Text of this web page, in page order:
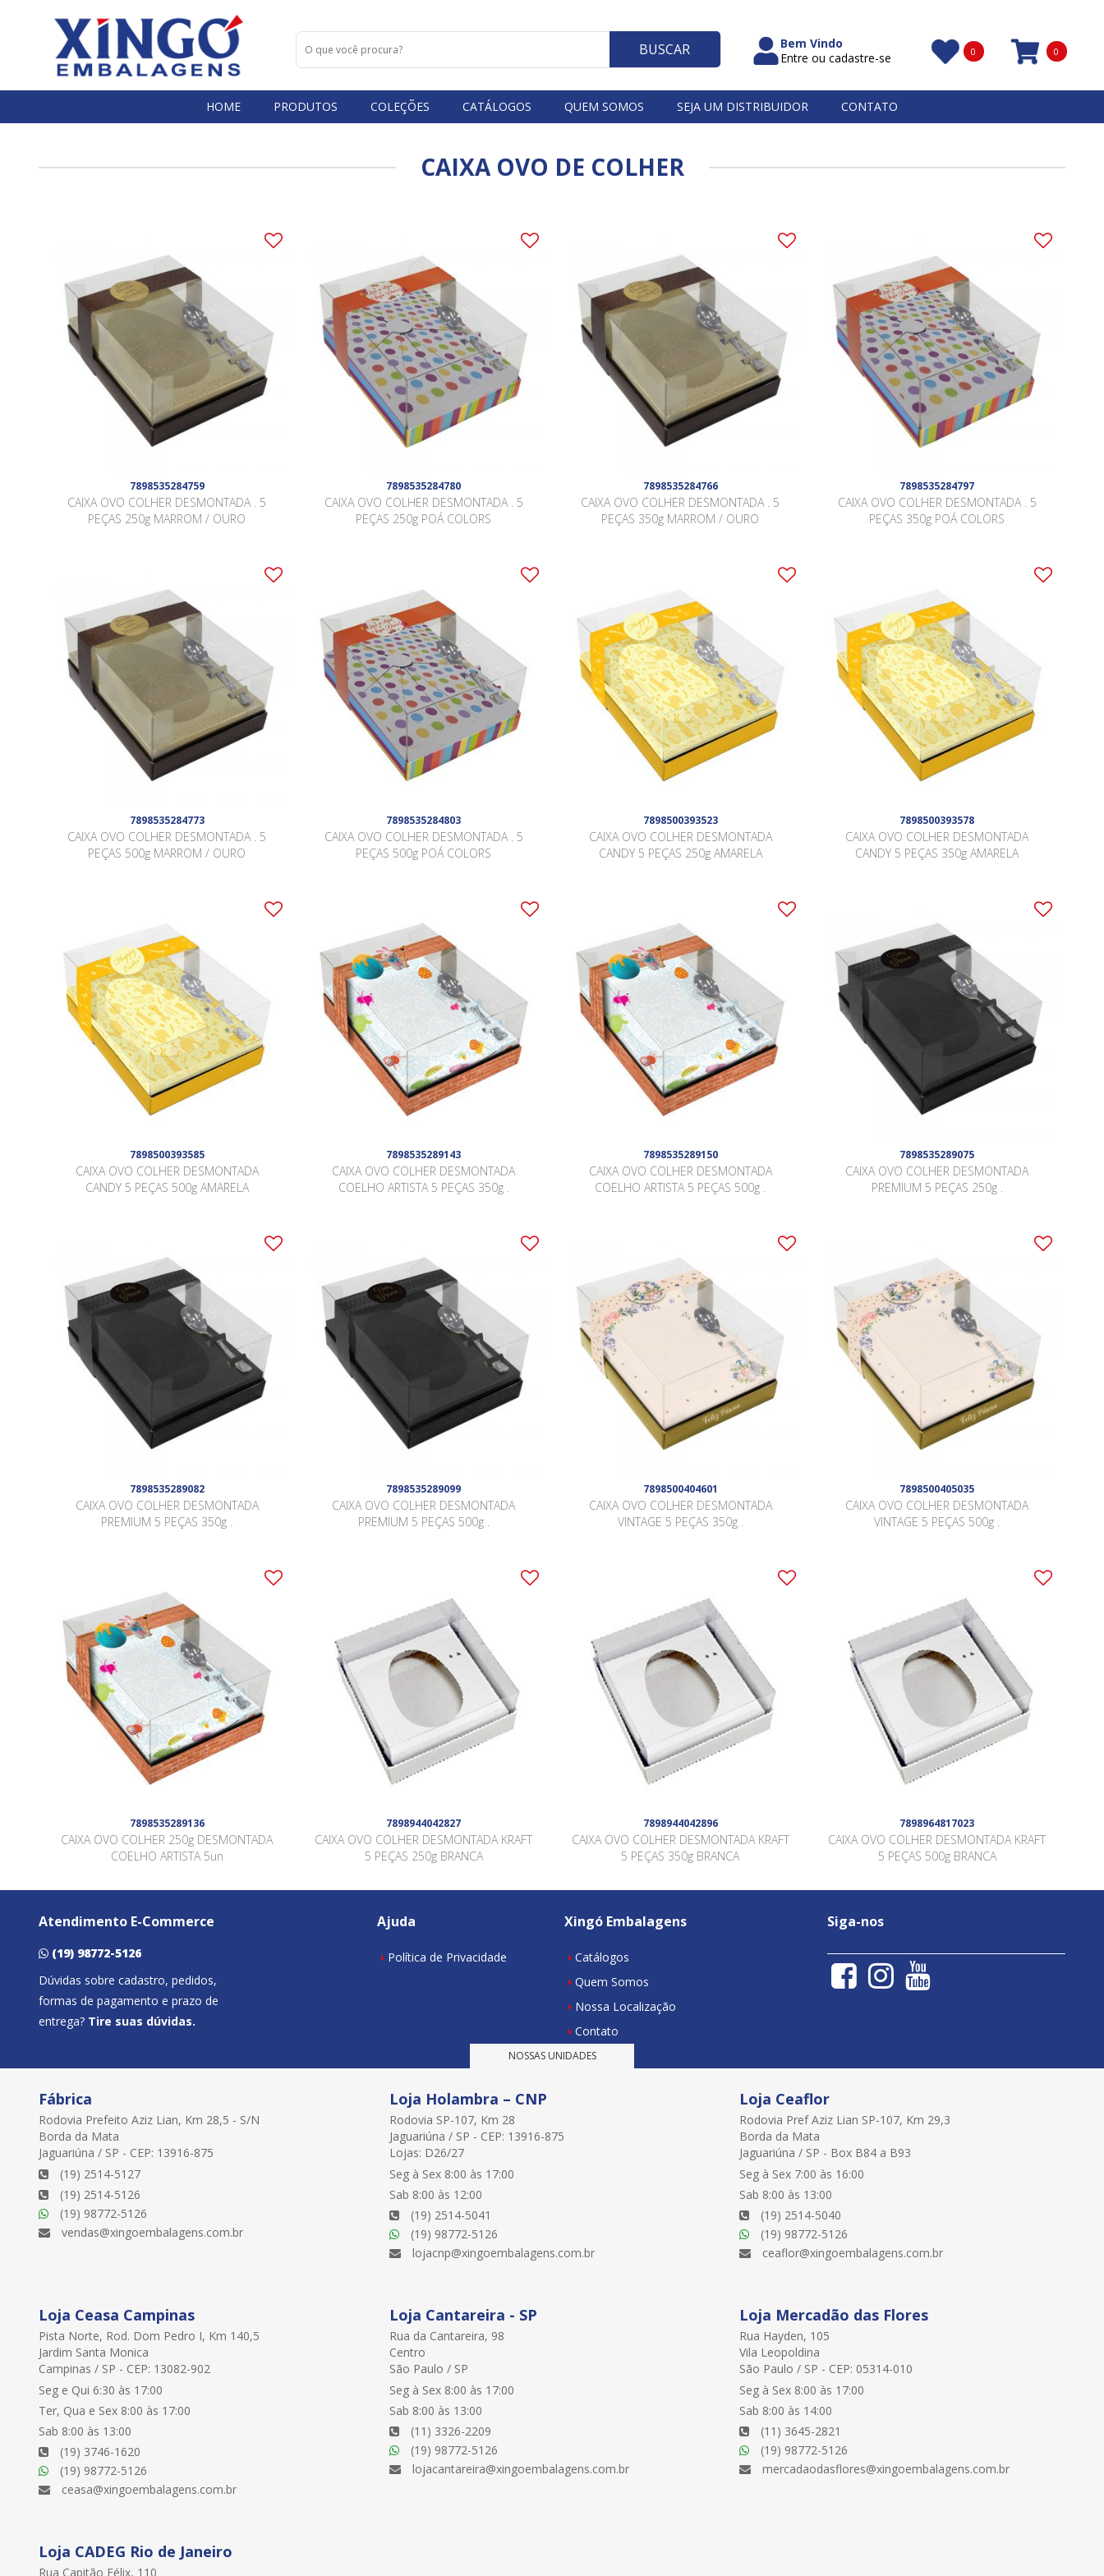
BUSCAR
0
0
Bem Vindo
Entre ou cadastre-se
HOME PRODUTOS COLEÇÕES CATÁLOGOS QUEM SOMOS SEJA UM DISTRIBUIDOR CONTATO
CAIXA OVO DE COLHER
7898535284759
CAIXA OVO COLHER DESMONTADA . 5
PEÇAS 250g MARROM / OURO
7898535284780
CAIXA OVO COLHER DESMONTADA . 5
PEÇAS 250g POÁ COLORS
7898535284766
CAIXA OVO COLHER DESMONTADA . 5
PEÇAS 350g MARROM / OURO
7898535284797
CAIXA OVO COLHER DESMONTADA . 5
PEÇAS 350g POÁ COLORS
7898535284773
CAIXA OVO COLHER DESMONTADA . 5
PEÇAS 500g MARROM / OURO
7898535284803
CAIXA OVO COLHER DESMONTADA . 5
PEÇAS 500g POÁ COLORS
7898500393523
CAIXA OVO COLHER DESMONTADA
CANDY 5 PEÇAS 250g AMARELA
7898500393578
CAIXA OVO COLHER DESMONTADA
CANDY 5 PEÇAS 350g AMARELA
7898500393585
CAIXA OVO COLHER DESMONTADA
CANDY 5 PEÇAS 500g AMARELA
7898535289143
CAIXA OVO COLHER DESMONTADA
COELHO ARTISTA 5 PEÇAS 350g .
7898535289150
CAIXA OVO COLHER DESMONTADA
COELHO ARTISTA 5 PEÇAS 500g .
7898535289075
CAIXA OVO COLHER DESMONTADA
PREMIUM 5 PEÇAS 250g .
7898535289082
CAIXA OVO COLHER DESMONTADA
PREMIUM 5 PEÇAS 350g .
7898535289099
CAIXA OVO COLHER DESMONTADA
PREMIUM 5 PEÇAS 500g .
7898500404601
CAIXA OVO COLHER DESMONTADA
VINTAGE 5 PEÇAS 350g .
7898500405035
CAIXA OVO COLHER DESMONTADA
VINTAGE 5 PEÇAS 500g .
7898535289136
CAIXA OVO COLHER 250g DESMONTADA
COELHO ARTISTA 5un
7898944042827
CAIXA OVO COLHER DESMONTADA KRAFT
5 PEÇAS 250g BRANCA
7898944042896
CAIXA OVO COLHER DESMONTADA KRAFT
5 PEÇAS 350g BRANCA
7898964817023
CAIXA OVO COLHER DESMONTADA KRAFT
5 PEÇAS 500g BRANCA
Atendimento E-Commerce
(19) 98772-5126
Dúvidas sobre cadastro, pedidos,
formas de pagamento e prazo de
entrega? Tire suas dúvidas.
Ajuda
Política de Privacidade
Xingó Embalagens
Catálogos
Quem Somos
Nossa Localização
Contato
Siga-nos
NOSSAS UNIDADES
Fábrica
Rodovia Prefeito Aziz Lian, Km 28,5 - S/N
Borda da Mata
Jaguariúna / SP - CEP: 13916-875
(19) 2514-5127
(19) 2514-5126
(19) 98772-5126
vendas@xingoembalagens.com.br
Loja Holambra – CNP
Rodovia SP-107, Km 28
Jaguariúna / SP - CEP: 13916-875
Lojas: D26/27
Seg à Sex 8:00 às 17:00
Sab 8:00 às 12:00
(19) 2514-5041
(19) 98772-5126
lojacnp@xingoembalagens.com.br
Loja Ceaflor
Rodovia Pref Aziz Lian SP-107, Km 29,3
Borda da Mata
Jaguariúna / SP - Box B84 a B93
Seg à Sex 7:00 às 16:00
Sab 8:00 às 13:00
(19) 2514-5040
(19) 98772-5126
ceaflor@xingoembalagens.com.br
Loja Ceasa Campinas
Pista Norte, Rod. Dom Pedro I, Km 140,5
Jardim Santa Monica
Campinas / SP - CEP: 13082-902
Seg e Qui 6:30 às 17:00
Ter, Qua e Sex 8:00 às 17:00
Sab 8:00 às 13:00
(19) 3746-1620
(19) 98772-5126
ceasa@xingoembalagens.com.br
Loja Cantareira - SP
Rua da Cantareira, 98
Centro
São Paulo / SP
Seg à Sex 8:00 às 17:00
Sab 8:00 às 13:00
(11) 3326-2209
(19) 98772-5126
lojacantareira@xingoembalagens.com.br
Loja Mercadão das Flores
Rua Hayden, 105
Vila Leopoldina
São Paulo / SP - CEP: 05314-010
Seg à Sex 8:00 às 17:00
Sab 8:00 às 14:00
(11) 3645-2821
(19) 98772-5126
mercadaodasflores@xingoembalagens.com.br
Loja CADEG Rio de Janeiro
Rua Capitão Félix, 110